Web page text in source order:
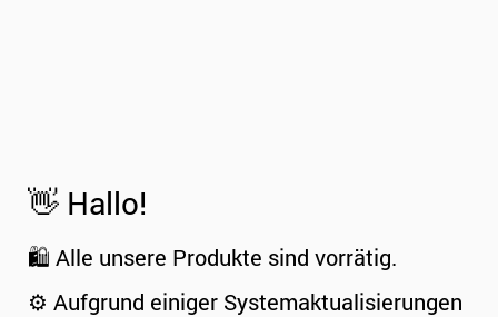
👋 Hallo!
🛍️ Alle unsere Produkte sind vorrätig.
⚙️ Aufgrund einiger Systemaktualisierungen